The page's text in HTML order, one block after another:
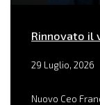
Rinnovato il
29 Luglio, 2026
Nuovo Ceo